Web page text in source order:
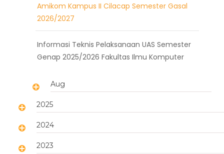
Amikom Kampus II Cilacap Semester Gasal
2026/2027
Informasi Teknis Pelaksanaan UAS Semester
Genap 2025/2026 Fakultas Ilmu Komputer
Aug
2025
2024
2023